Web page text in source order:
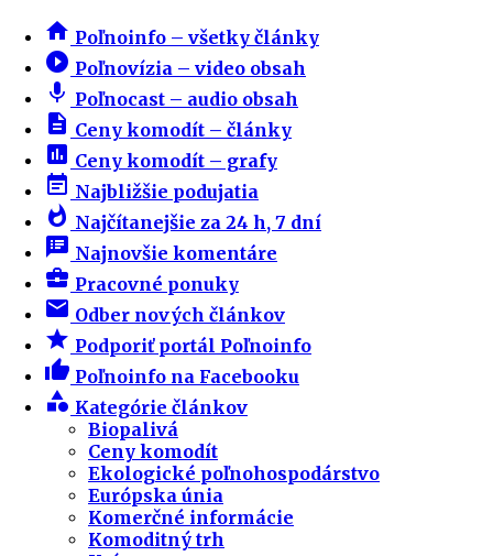
home Poľnoinfo – všetky články
play_circle_filled Poľnovízia – video obsah
mic Poľnocast – audio obsah
description Ceny komodít – články
insert_chart Ceny komodít – grafy
event_note Najbližšie podujatia
whatshot Najčítanejšie za 24 h, 7 dní
speaker_notes Najnovšie komentáre
business_center Pracovné ponuky
email Odber nových článkov
star Podporiť portál Poľnoinfo
thumb_up Poľnoinfo na Facebooku
category Kategórie článkov
Biopalivá
Ceny komodít
Ekologické poľnohospodárstvo
Európska únia
Komerčné informácie
Komoditný trh